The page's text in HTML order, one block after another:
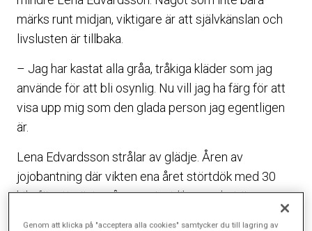
märks runt midjan, viktigare är att självkänslan och
livslusten är tillbaka.
– Jag har kastat alla gråa, tråkiga kläder som jag
använde för att bli osynlig. Nu vill jag ha färg för att
visa upp mig som den glada person jag egentligen
är.
Lena Edvardsson strålar av glädje. Åren av
jojobantning där vikten ena året störtdök med 30
kilo för att nästa gå upp minst lika mycket är
Genom att klicka på "acceptera alla cookies" samtycker du till lagring av